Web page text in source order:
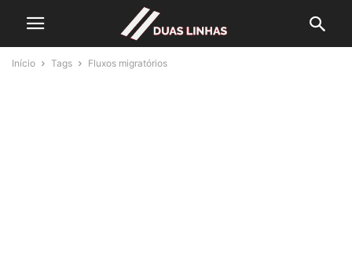
Início Tags Fluxos migratórios